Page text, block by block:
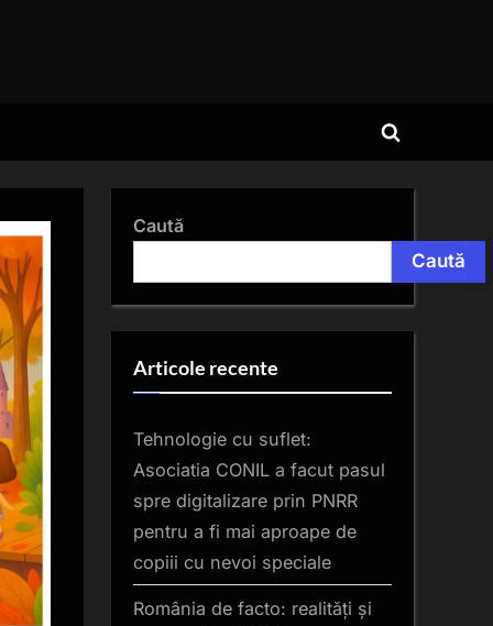
Toggle
Caută
Caută
Articole recente
Tehnologie cu suflet:
Asociatia CONIL a facut pasul
spre digitalizare prin PNRR
pentru a fi mai aproape de
copiii cu nevoi speciale
România de facto: realități și